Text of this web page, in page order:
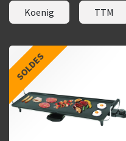
Koenig TTM
SOLDES